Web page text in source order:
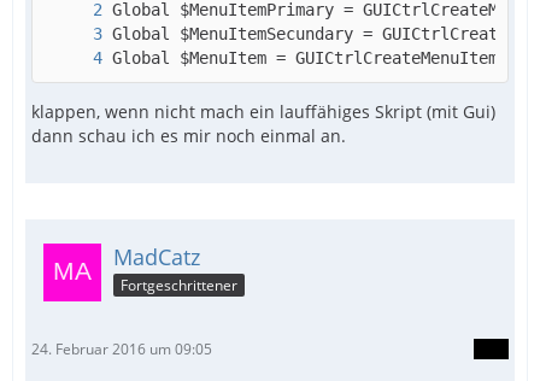
Global $MenuItem =
klappen, wenn nicht mach ein lauffähiges Skript (mit Gui)
dann schau ich es mir noch einmal an.
MadCatz
Fortgeschrittener
24. Februar 2016 um 09:05